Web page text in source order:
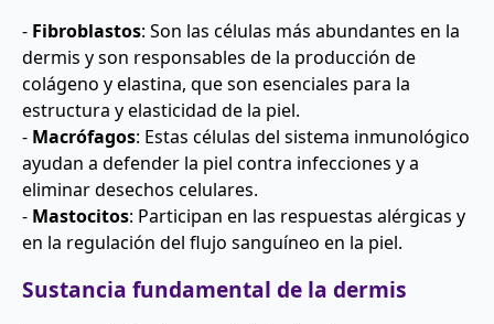
- Fibroblastos: Son las células más abundantes en la
dermis y son responsables de la producción de
colágeno y elastina, que son esenciales para la
estructura y elasticidad de la piel.
- Macrófagos: Estas células del sistema inmunológico
ayudan a defender la piel contra infecciones y a
eliminar desechos celulares.
- Mastocitos: Participan en las respuestas alérgicas y
en la regulación del flujo sanguíneo en la piel.
Sustancia fundamental de la dermis